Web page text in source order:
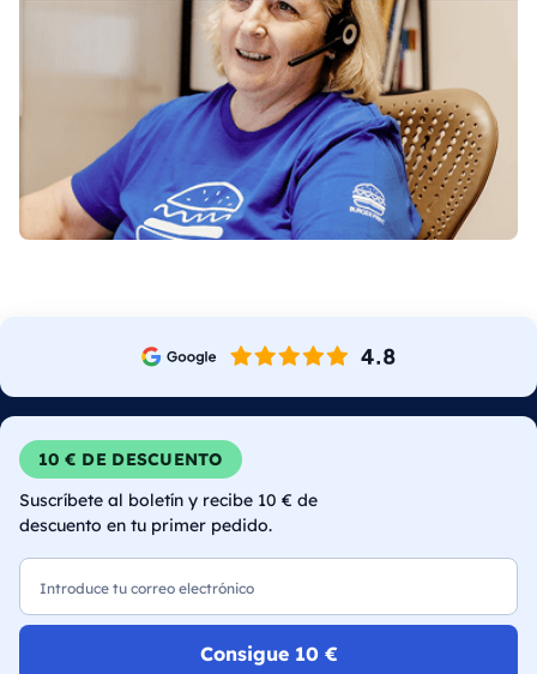
10 € DE DESCUENTO
Suscríbete al boletín y recibe 10 € de
descuento en tu primer pedido.
Consigue 10 €